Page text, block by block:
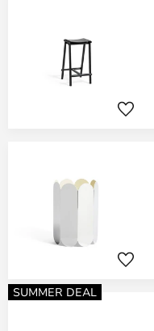
SUMMER DEAL